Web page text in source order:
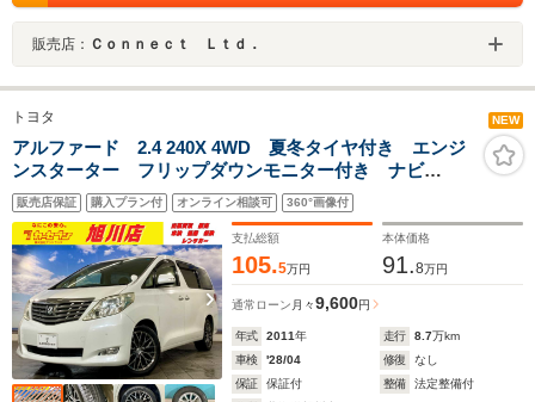
販売店： Ｃｏｎｎｅｃｔ Ｌｔｄ．
トヨタ NEW
アルファード 2.4 240X 4WD 夏冬タイヤ付き エンジ
ンスターター フリップダウンモニター付き ナビ
TV ABS 寒冷地仕様 DVD再生 バックカメラ ミ
ュージックプレイヤー接続可 電動格納ミラー スマー
トキー オートライト
販売店保証 購入プラン付 オンライン相談可 360°画像付
支払総額
105.5万円
本体価格
91.8万円
通常ローン 月々9,600円
年式 2011年 走行 8.7万km
車検
'28/04 修復
なし
保証
保証付 整備
法定整備付